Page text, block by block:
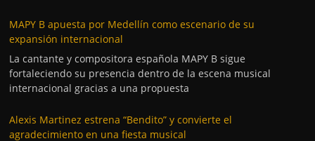
MAPY B apuesta por Medellín como escenario de su
expansión internacional
La cantante y compositora española MAPY B sigue
fortaleciendo su presencia dentro de la escena musical
internacional gracias a una propuesta
Alexis Martinez estrena “Bendito” y convierte el
agradecimiento en una fiesta musical